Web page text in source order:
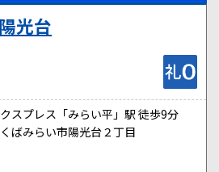
光台
スプレス「みらい平」駅 徒歩9分
ばみらい市陽光台２丁目